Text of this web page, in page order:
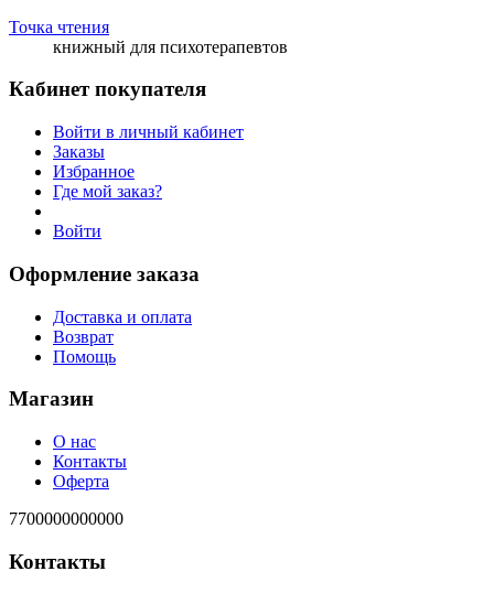
Точка чтения
книжный для психотерапевтов
Кабинет покупателя
Войти в личный кабинет
Заказы
Избранное
Где мой заказ?
Войти
Оформление заказа
Доставка и оплата
Возврат
Помощь
Магазин
О нас
Контакты
Оферта
7700000000000
Контакты